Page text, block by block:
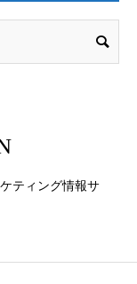
ティング情報サ